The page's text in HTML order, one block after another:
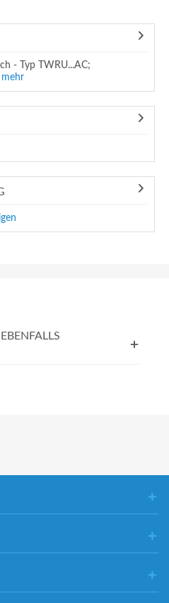
- Typ TWRU...AC;
mehr